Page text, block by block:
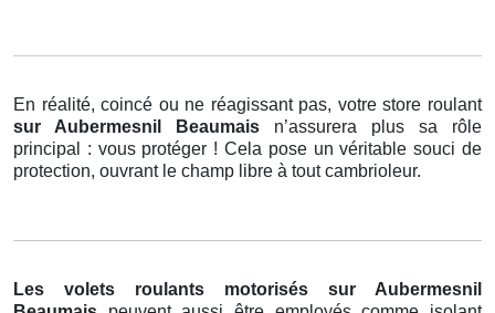
En réalité, coincé ou ne réagissant pas, votre store roulant
sur Aubermesnil Beaumais n’assurera plus sa rôle
principal : vous protéger ! Cela pose un véritable souci de
protection, ouvrant le champ libre à tout cambrioleur.
Les volets roulants motorisés
sur Aubermesnil